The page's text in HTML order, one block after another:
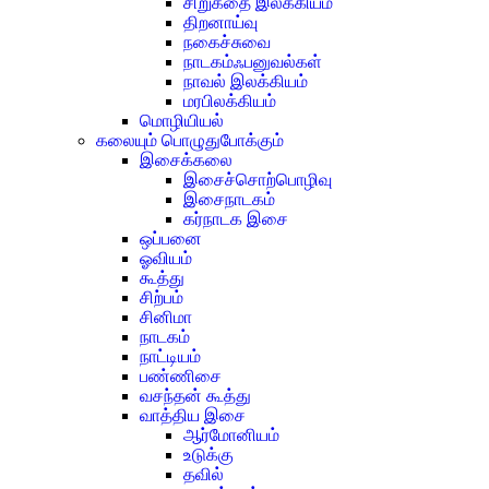
திறனாய்வு
நகைச்சுவை
நாடகம்ஃபனுவல்கள்
நாவல் இலக்கியம்
மரபிலக்கியம்
மொழியியல்
கலையும் பொழுதுபோக்கும்
இசைக்கலை
இசைச்சொற்பொழிவு
இசைநாடகம்
கர்நாடக இசை
ஒப்பனை
ஓவியம்
கூத்து
சிற்பம்
சினிமா
நாடகம்
நாட்டியம்
பண்ணிசை
வசந்தன் கூத்து
வாத்திய இசை
ஆர்மோனியம்
உடுக்கு
தவில்